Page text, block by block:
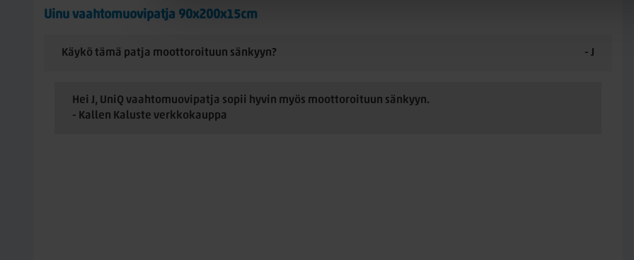
Uinu vaahtomuovipatja 90x200x15cm
Käykö tämä patja moottoroituun sänkyyn? - J
Hei J, UniQ vaahtomuovipatja sopii hyvin myös moottoroituun sänkyyn.
- Kallen Kaluste verkkokauppa